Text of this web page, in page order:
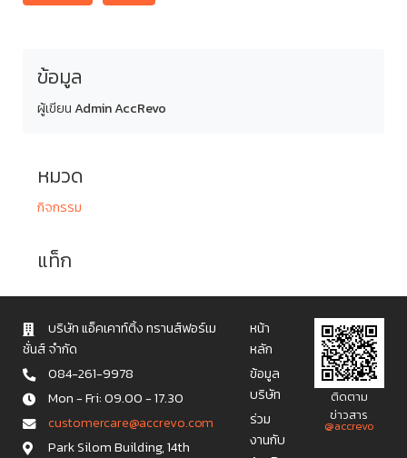
ข้อมูล
ผู้เขียนAdmin AccRevo
หมวด
กิจกรรม
แท็ก
บริษัท แอ็คเคาท์ติ้ง ทรานส์ฟอร์เม
ชั่นส์ จำกัด
084-261-9978
Mon - Fri: 09.00 - 17.30
c u s t o m e r c a r e @ a c c r e v o . c o m
Park Silom Building, 14th
หน้า
หลัก
ข้อมูล
บริษัท
ร่วม
งานกับ
ติดตาม
ข่าวสาร
@accrevo